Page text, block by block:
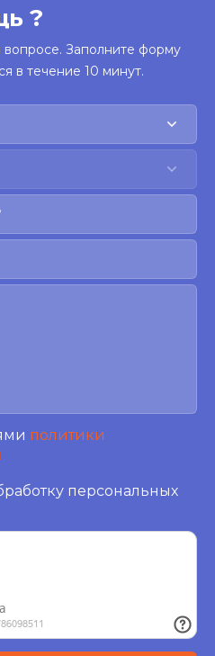
?
Заполните форму
в течение 10 минут.
политики
персональных